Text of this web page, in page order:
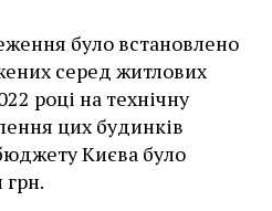
було встановлено
серед житлових
році на технічну
цих будинків
Києва було